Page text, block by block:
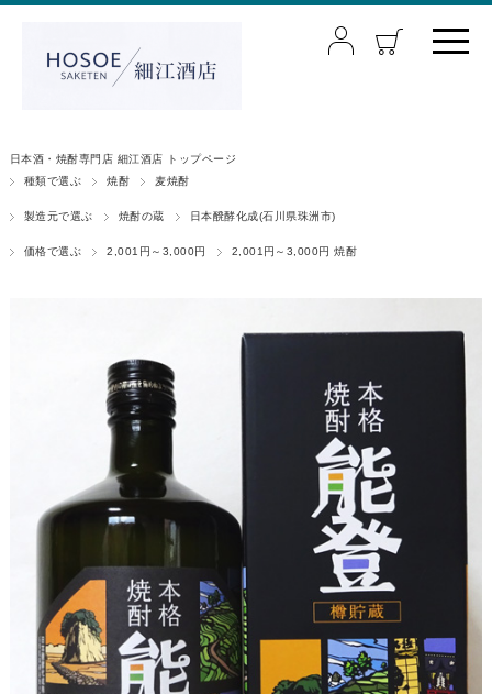
日本酒・焼酎専門店 細江酒店 トップページ
種類で選ぶ
焼酎 麦焼酎
製造元で選ぶ 焼酎の蔵 日本醗酵化成(石川県珠洲市)
価格で選ぶ 2,001円～3,000円 2,001円～3,000円 焼酎